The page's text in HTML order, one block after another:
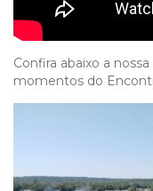
Confira abaixo a
momentos do